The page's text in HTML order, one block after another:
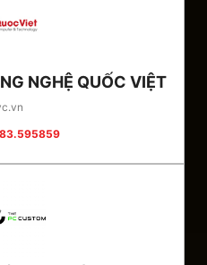
NGHỆ QUỐC VIỆT